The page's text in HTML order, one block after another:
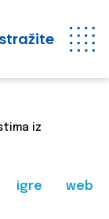
iz
igre web